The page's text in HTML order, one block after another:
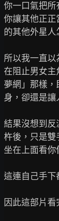
你一口氣把所
你讓其他正正
的其他外星人
所以我一直
在阻止男女主
夢網」那樣
身，卻還是讓
結果沒想到反
杵後，只是雙
坐在上面看
這連自己手下
因此這部片看